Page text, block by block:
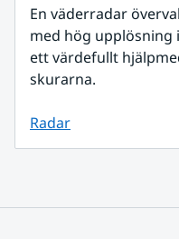
En väderradar
med hög upplösning
ett värdefullt
skurarna.
Radar